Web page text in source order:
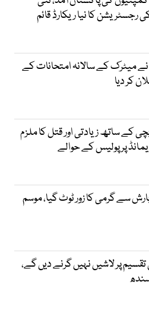
رجسٹریشن کا نیا ریکارڈ قائم
نے میٹرک کے سالانہ امتحانات کے
کر دیا
کے ساتھ زیادتی اور قتل کا ملزم
پر پولیس کے حوالے
سے گرمی کا زور ٹوٹ گیا، موسم
پر لاشیں نہیں گرنے دیں گے،